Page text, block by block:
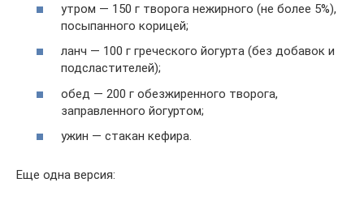
утром — 150 г творога нежирного (не более 5%),
посыпанного корицей;
ланч — 100 г греческого йогурта (без добавок и
подсластителей);
обед — 200 г обезжиренного творога,
заправленного йогуртом;
ужин — стакан кефира.
Еще одна версия: